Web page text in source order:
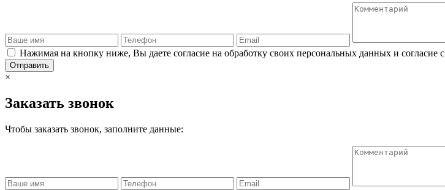
Нажимая на кнопку ниже, Вы даете согласие на обработку своих персональных данных и согласие с
Отправить
×
Заказать звонок
Чтобы заказать звонок, заполните данные: